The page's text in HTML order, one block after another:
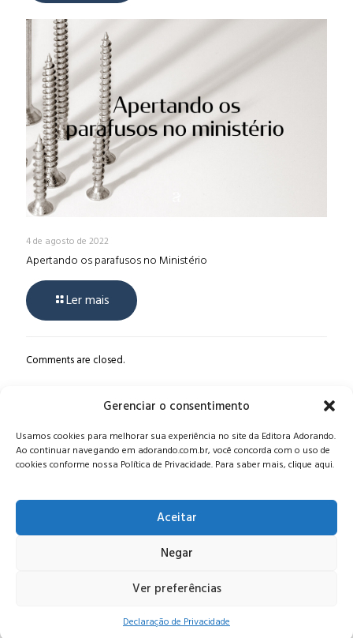
Gerenciar o consentimento
Usamos cookies para melhorar sua experiência no site da Editora Adorando.
Ao continuar navegando em adorando.com.br, você concorda com o uso de
cookies conforme nossa Política de Privacidade. Para saber mais, clique aqui.
Aceitar
Negar
Ver preferências
Declaração de Privacidade
4 de agosto de 2022
Apertando os parafusos no Ministério
Ler mais
Comments are closed.
Alameda Oscar Niemeyer, 1033 – 7º Andar - Portaria 04, Vila da
Serra - Nova Lima/MG, CEP: 34006-065 - MG
CONTATO:editora@adorando.com.br
Consulte nossapolítica de privacidade